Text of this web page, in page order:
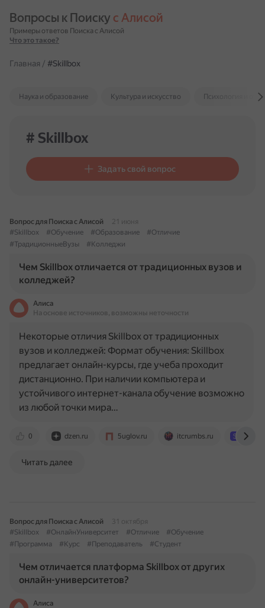
Вопросы к Поиску с Алисой
Примеры ответов Поиска с Алисой
Что это такое?
Главная / #Skillbox
Наука и образование Культура и искусство Психология и
# Skillbox
Задать свой вопрос
Вопрос для Поиска с Алисой
21 июня
#Skillbox
#Обучение #Образование
#Отличие
#ТрадиционныеВузы
#Колледжи
Чем Skillbox отличается от традиционных вузов и
колледжей?
Алиса
На основе источников, возможны неточности
0 dzen.ru 5uglov.ru itcrumbs.ru
Некоторые отличия Skillbox от традиционных
вузов и колледжей: Формат обучения: Skillbox
предлагает онлайн-курсы, где учеба проходит
дистанционно. При наличии компьютера и
устойчивого интернет-канала обучение возможно
из любой точки мира…
Читать далее
Вопрос для Поиска с Алисой
31 октября
#Skillbox
#ОнлайнУниверситет #Отличие
#Обучение
#Программа
#Курс #Преподаватель #Студент
Чем отличается платформа Skillbox от других
онлайн-университетов?
Алиса